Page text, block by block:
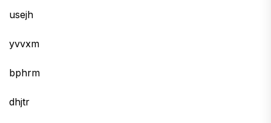
usejh
yvvxm
bphrm
dhjtr